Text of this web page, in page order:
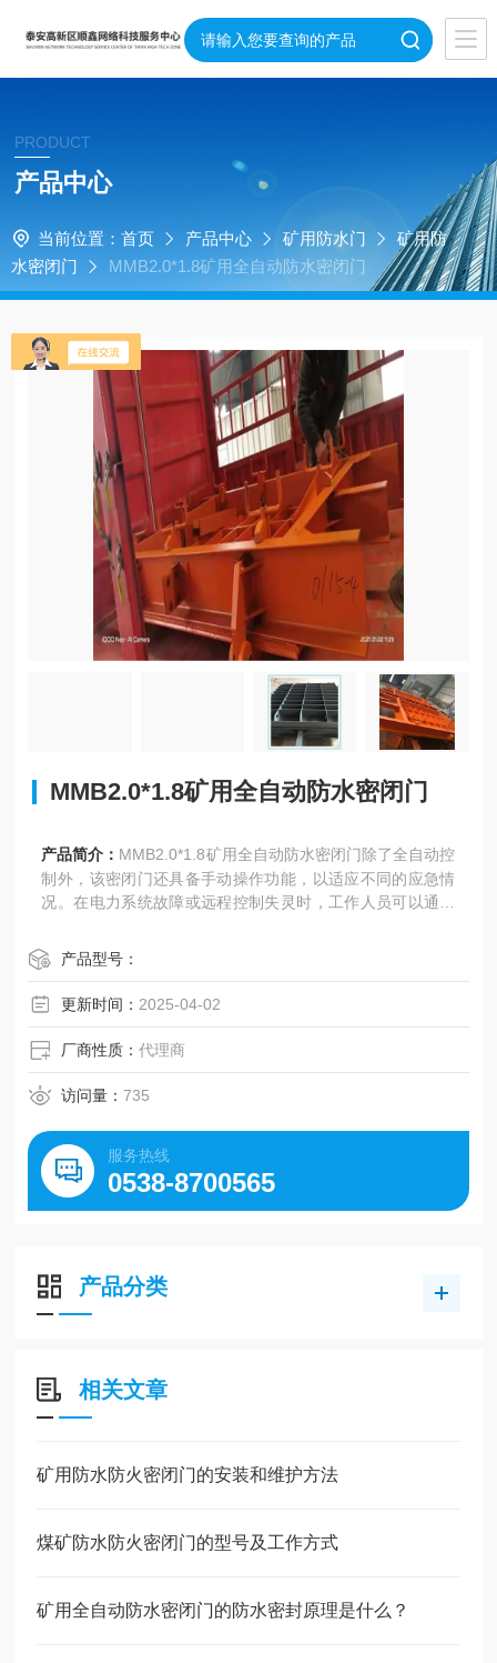
PRODUCT
产品中心
当前位置： 首页 产品中心 矿用防水门
矿用防
水密闭门
MMB2.0*1.8矿用全自动防水密闭门
MMB2.0*1.8矿用全自动防水密闭门
产品简介： MMB2.0*1.8矿用全自动防水密闭门除了全自动控
制外，该密闭门还具备手动操作功能，以适应不同的应急情
况。在电力系统故障或远程控制失灵时，工作人员可以通过
产品型号：
更新时间： 2025-04-02
厂商性质：代理商
访问量：735
服务热线
0538-8700565
产品分类
相关文章
矿用防水防火密闭门的安装和维护方法
煤矿防水防火密闭门的型号及工作方式
矿用全自动防水密闭门的防水密封原理是什么？